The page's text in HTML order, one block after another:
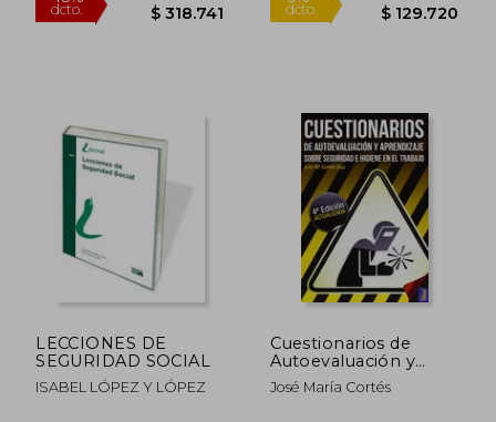
45%
dcto.
6%
dcto. $
LECCIONES DE
SEGURIDAD SOCIAL
ISABEL LÓPEZ Y LÓPEZ
Cuestionarios de
Autoevaluación y
Aprendizaje sobre
Seguridad e Higiene
José María Cortés